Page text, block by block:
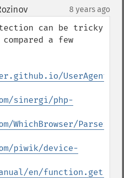
¶ 8 years ago
can be tricky
a few
sinergi/php-
WhichBrowser/Parser-
piwik/device-
en/function.get-